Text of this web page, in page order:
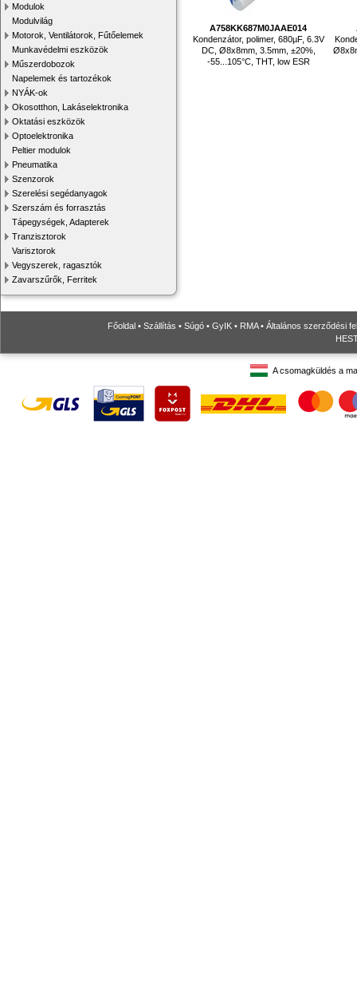
Modulok
Modulvilág
Motorok, Ventilátorok, Fűtőelemek
Munkavédelmi eszközök
Műszerdobozok
Napelemek és tartozékok
NYÁK-ok
Okosotthon, Lakáselektronika
Oktatási eszközök
Optoelektronika
Peltier modulok
Pneumatika
Szenzorok
Szerelési segédanyagok
Szerszám és forrasztás
Tápegységek, Adapterek
Tranzisztorok
Varisztorok
Vegyszerek, ragasztók
Zavarszűrők, Ferritek
A758KK687M0JAAE014
Kondenzátor, polimer, 680µF, 6.3V
DC, Ø8x8mm, 3.5mm, ±20%,
-55...105°C, THT, low ESR
Főoldal • Szállítás • Súgó • GyIK • RMA• Általános szerződési
A csomagküldés a